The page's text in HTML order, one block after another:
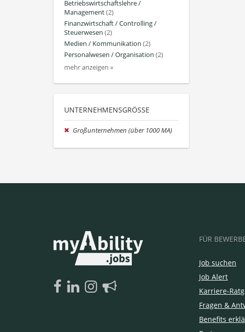
Betriebswirtschaftslehre /
Management(2)
Finanzwirtschaft / Controlling /
Steuerwesen (2)
Medien / Kommunikation (2)
Personalwesen / Organisation (2)
mehr anzeigen »
UNTERNEHMENSGRÖSSE
Großunternehmen (über 1000 MA)
FÜR
Job suchen
Job Alert
Karriere-
Fragen &
Benefits